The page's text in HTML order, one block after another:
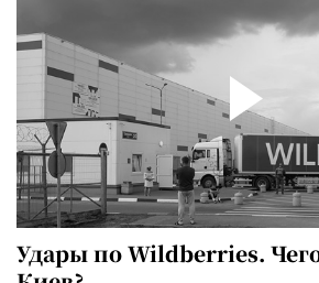
Удары по Wildberries.